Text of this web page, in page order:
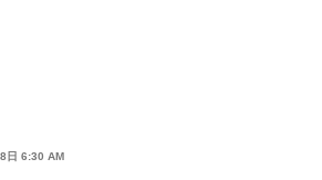
日 6:30 AM